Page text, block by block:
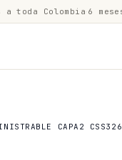
a toda Colombia 6
CAPA2